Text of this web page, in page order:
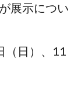
展示につい
（日）、11